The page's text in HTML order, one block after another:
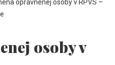
oprávnenej osoby v RPVS –
osoby v